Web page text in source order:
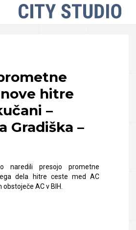
Prometna varnost Presoja
hitre
–
Gradiška –
naredili presojo prometne
dela hitre ceste med AC
AC v BIH.